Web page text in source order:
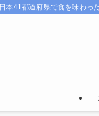
本41都道府県で食を味わっ